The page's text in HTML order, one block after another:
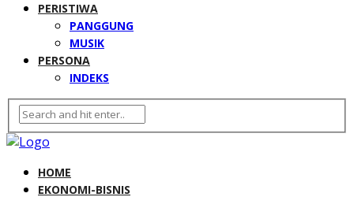
PERISTIWA
PANGGUNG
MUSIK
PERSONA
INDEKS
HOME
EKONOMI-BISNIS